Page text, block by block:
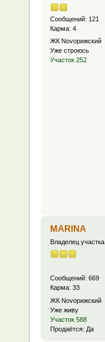
Сообщений: 121
Карма: 4
ЖК Novoрижский
Уже строюсь
Участок 252
MARINA
Владелец участка
Сообщений: 669
Карма: 33
ЖК Novoрижский
Уже живу
Участок 588
Продаётся: Да